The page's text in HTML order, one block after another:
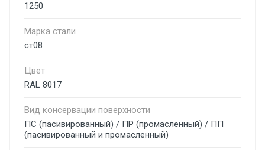
1250
Марка стали
ст08
Цвет
RAL 8017
Вид консервации поверхности
ПС (пасивированный) / ПР (промасленный) / ПП
(пасивированный и промасленный)